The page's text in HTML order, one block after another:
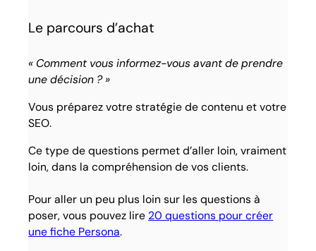
Le parcours d’achat
« Comment vous informez-vous avant de prendre
une décision ? »
Vous préparez votre stratégie de contenu et votre
SEO.
Ce type de questions permet d’aller loin, vraiment
loin, dans la compréhension de vos clients.
Pour aller un peu plus loin sur les questions à
poser, vous pouvez lire 20 questions pour créer
une fiche Persona.